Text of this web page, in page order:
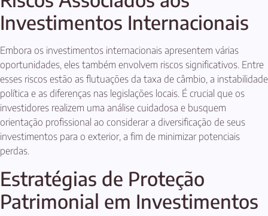
Investimentos Internacionais
Embora os investimentos internacionais apresentem várias
oportunidades, eles também envolvem riscos significativos. Entre
esses riscos estão as flutuações da taxa de câmbio, a instabilidade
política e as diferenças nas legislações locais. É crucial que os
investidores realizem uma análise cuidadosa e busquem
orientação profissional ao considerar a diversificação de seus
investimentos para o exterior, a fim de minimizar potenciais
perdas.
Estratégias de Proteção
Patrimonial em Investimentos